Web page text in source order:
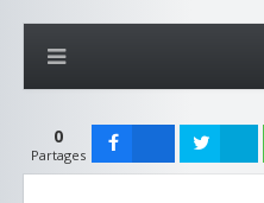
0
Partages